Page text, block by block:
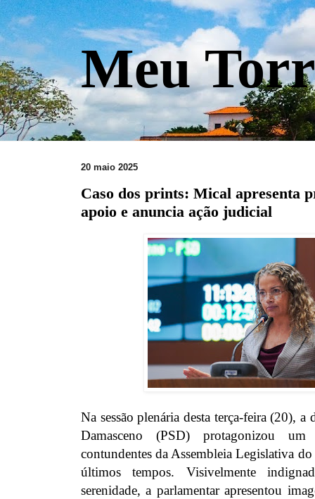
Meu
20 maio 2025
Caso dos prints: Mical apresenta
apoio e anuncia ação judicial
Na sessão plenária desta terça-feira (20), a
Damasceno (PSD) protagonizou
contundentes da Assembleia Legislativa
últimos tempos. Visivelmente
serenidade, a parlamentar apresentou